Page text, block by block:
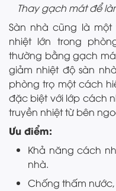
Thay gạch mát để
Sàn nhà cũng là
nhiệt lớn trong
thường bằng gạch
giảm nhiệt độ sàn
phòng trọ một cách
đặc biệt với lớp cách
truyền nhiệt từ bên
Ưu điểm:
Khả năng cách
nhà.
Chống thấm